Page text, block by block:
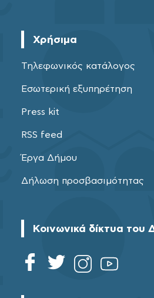
Χρήσιμα
Τηλεφωνικός κατάλογος
Εσωτερική εξυπηρέτηση
Press kit
RSS feed
Έργα Δήμου
Δήλωση προσβασιμότητας
Κοινωνικά δίκτυα του